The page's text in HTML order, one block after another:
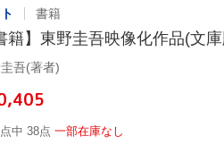
書籍
籍】東野圭吾映像化作品(文
吾(著者)
中 38点 一部在庫なし